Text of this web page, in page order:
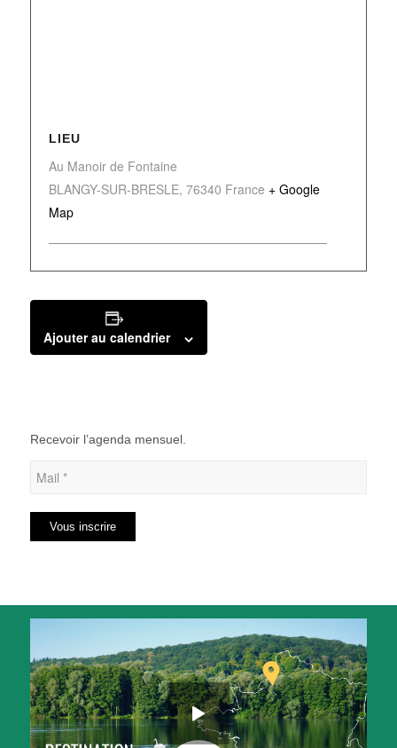
LIEU
Au Manoir de Fontaine
BLANGY-SUR-BRESLE, 76340 France + Google
Map
Ajouter au calendrier
Recevoir l’agenda mensuel.